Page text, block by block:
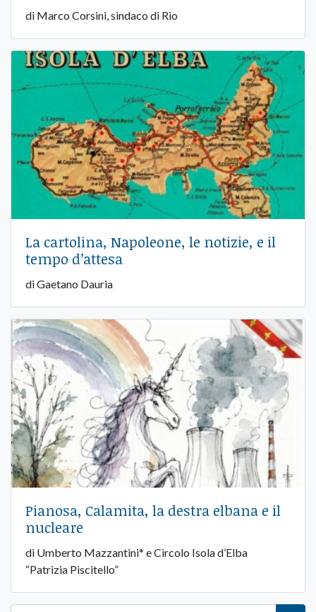
di Marco Corsini, sindaco di Rio
La cartolina, Napoleone, le notizie, e il
tempo d’attesa
di Gaetano Dauria
Pianosa, Calamita, la destra elbana e il
nucleare
di Umberto Mazzantini* e Circolo Isola d’Elba
“Patrizia Piscitello”